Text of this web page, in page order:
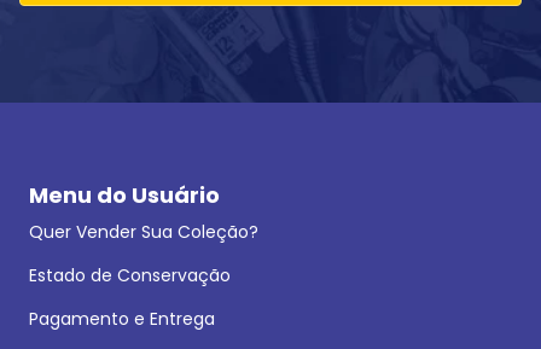
Menu do Usuário
Quer Vender Sua Coleção?
Estado de Conservação
Pagamento e Entrega